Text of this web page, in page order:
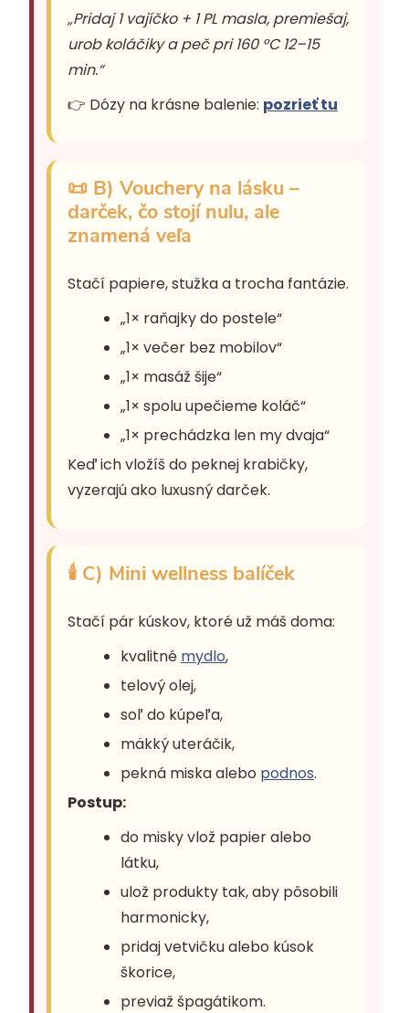
„Pridaj 1 vajíčko + 1 PL masla, premiešaj,
urob koláčiky a peč pri 160 °C 12–15
min.“
👉 Dózy na krásne balenie: pozrieť tu
📜 B) Vouchery na lásku –
darček, čo stojí nulu, ale
znamená veľa
Stačí papiere, stužka a trocha fantázie.
„1× raňajky do postele“
„1× večer bez mobilov“
„1× masáž šije“
„1× spolu upečieme koláč“
„1× prechádzka len my dvaja“
Keď ich vložíš do peknej krabičky,
vyzerajú ako luxusný darček.
🕯 C) Mini wellness balíček
Stačí pár kúskov, ktoré už máš doma:
kvalitné mydlo,
telový olej,
soľ do kúpeľa,
mäkký uteráčik,
pekná miska alebo podnos.
Postup:
do misky vlož papier alebo
látku,
ulož produkty tak, aby pôsobili
harmonicky,
pridaj vetvičku alebo kúsok
škorice,
previaž špagátikom.